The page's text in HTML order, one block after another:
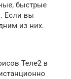
быстрые
Если вы
из них.
Теле2 в